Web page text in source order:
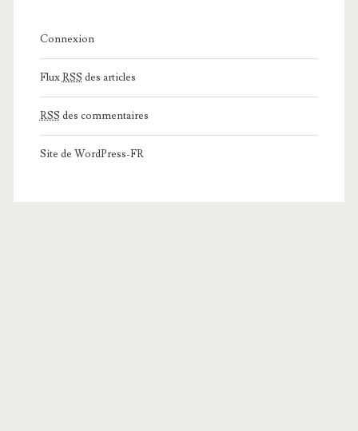
Connexion
FluxRSS des articles
RSS des commentaires
Site de WordPress-FR